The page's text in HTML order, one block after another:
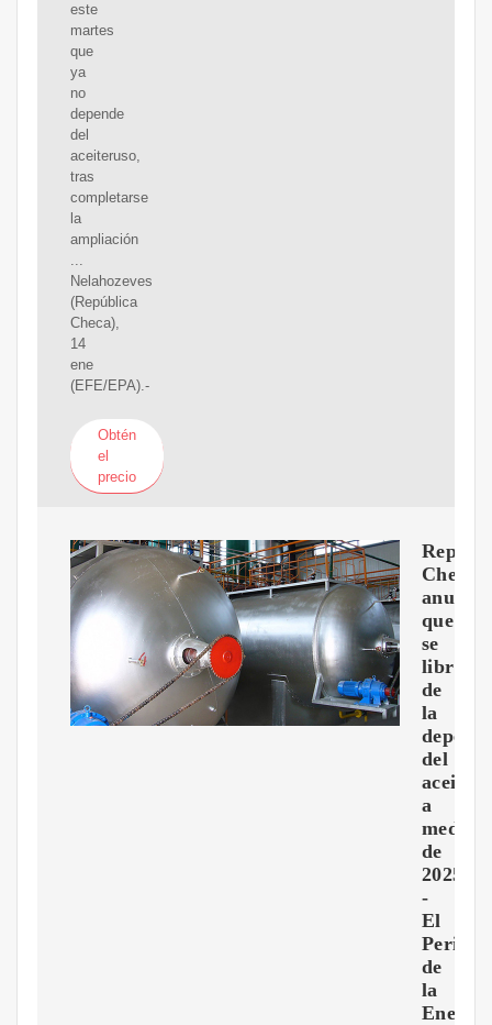
este
martes
que
ya
no
depende
del
aceiteruso,
tras
completarse
la
ampliación
...
Nelahozeves
(República
Checa),
14
ene
(EFE/EPA).-
Obtén
el
precio
Checa
anuncia
que
se
librará
de
la
del
a
de
2025
-
El
de
la
Energía